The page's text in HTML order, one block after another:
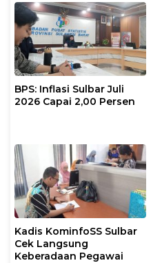
BPS: Inflasi Sulbar Juli
2026 Capai 2,00 Persen
Kadis KominfoSS Sulbar
Cek Langsung
Keberadaan Pegawai